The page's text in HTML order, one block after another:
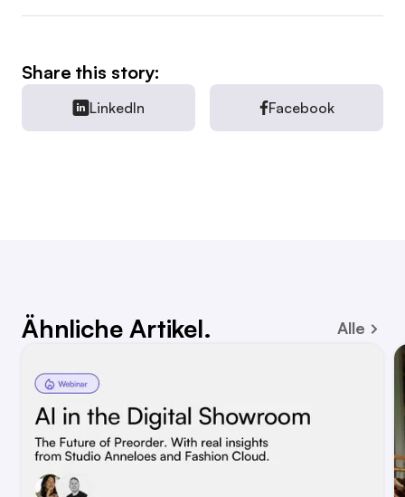
Share this story:
LinkedIn Facebook
Ähnliche Artikel. Alle